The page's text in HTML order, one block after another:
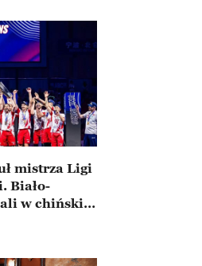
mistrza Ligi
Biało-
w chińskim